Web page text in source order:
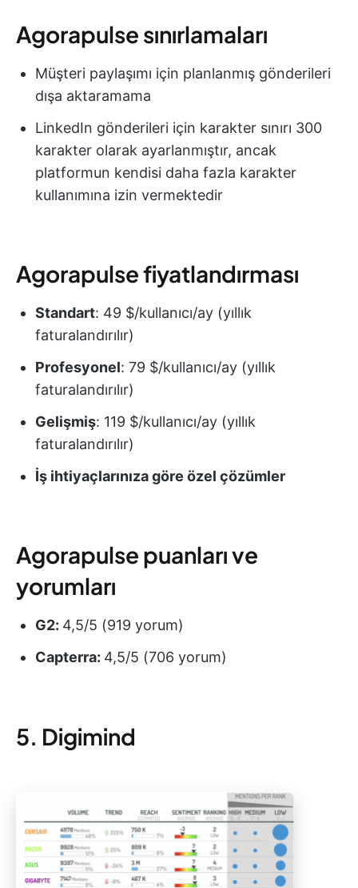
Agorapulse sınırlamaları
Müşteri paylaşımı için planlanmış gönderileri
dışa aktaramama
LinkedIn gönderileri için karakter sınırı 300
karakter olarak ayarlanmıştır, ancak
platformun kendisi daha fazla karakter
kullanımına izin vermektedir
Agorapulse fiyatlandırması
Standart: 49 $/kullanıcı/ay (yıllık
faturalandırılır)
Profesyonel: 79 $/kullanıcı/ay (yıllık
faturalandırılır)
Gelişmiş: 119 $/kullanıcı/ay (yıllık
faturalandırılır)
İş ihtiyaçlarınıza göre özel çözümler
Agorapulse puanları ve
yorumları
G2: 4,5/5 (919 yorum)
Capterra: 4,5/5 (706 yorum)
5. Digimind